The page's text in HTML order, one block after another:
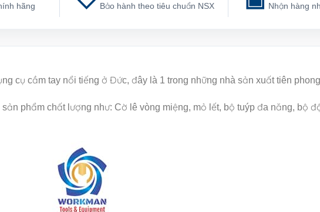
hãng Bảo hành theo tiêu chuẩn NSX Nhận hàng
cụ cầm tay nổi tiếng ở Đức, đây là 1 trong những nhà sản xuất tiên
phẩm chất lượng như: Cờ lê vòng miệng, mỏ lết, bộ tuýp đa năng, bộ